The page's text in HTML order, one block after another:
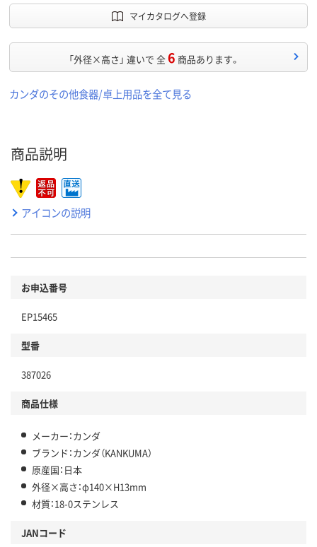
マイカタログへ登録
「外径×高さ」 違いで 全6 商品あります。
カンダのその他食器/卓上用品を全て見る
商品説明
アイコンの説明
お申込番号
EP15465
型番
387026
商品仕様
メーカー：カンダ
ブランド：カンダ（KANKUMA）
原産国：日本
外径×高さ：φ140×H13mm
材質：18-0ステンレス
JANコード